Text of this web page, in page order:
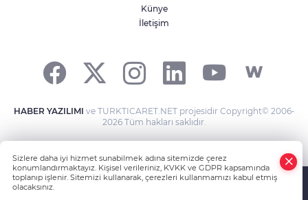
Künye
İletişim
HABER YAZILIMI ve TURKTICARET.NET projesidir Copyright© 2006-
2026 Tüm hakları saklıdır.
Sizlere daha iyi hizmet sunabilmek adına sitemizde çerez
konumlandırmaktayız. Kişisel verileriniz, KVKK ve GDPR kapsamında
toplanıp işlenir. Sitemizi kullanarak, çerezleri kullanmamızı kabul etmiş
olacaksınız.